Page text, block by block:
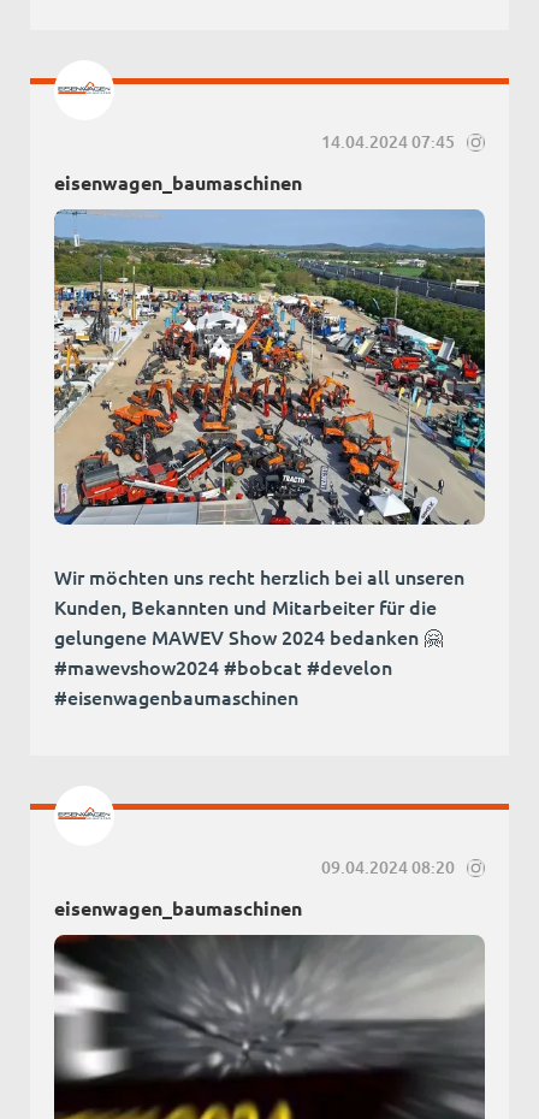
14.04.2024 07:45
eisenwagen_baumaschinen
Wir möchten uns recht herzlich bei all unseren
Kunden, Bekannten und Mitarbeiter für die
gelungene MAWEV Show 2024 bedanken 🤗
#mawevshow2024 #bobcat #develon
#eisenwagenbaumaschinen
09.04.2024 08:20
eisenwagen_baumaschinen